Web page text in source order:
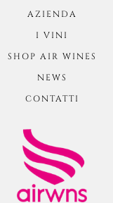
AZIENDA
I VINI
SHOP AIR WINES
NEWS
CONTATTI